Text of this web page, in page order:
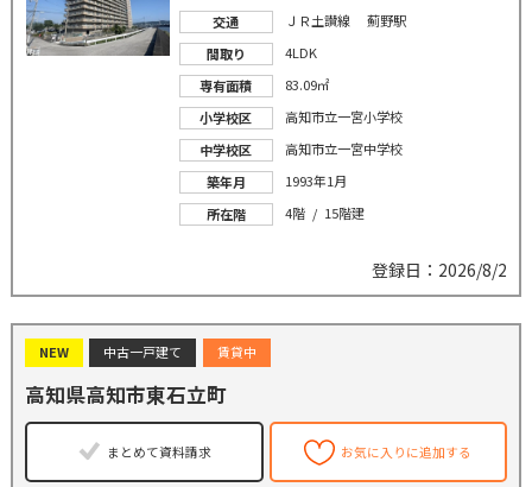
交通
ＪＲ土讃線 薊野駅
間取り
4LDK
専有面積
83.09㎡
小学校区
高知市立一宮小学校
中学校区
高知市立一宮中学校
築年月
1993年1月
所在階
4階 / 15階建
登録日：2026/8/2
NEW 中古一戸建て 賃貸中
高知県高知市東石立町
まとめて資料請求 お気に入りに追加する